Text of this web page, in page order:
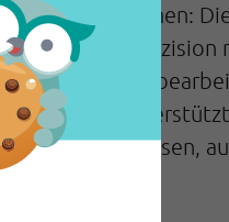
Welten zusammen:
und Präzision
automatisiert
Team —
Kontextwissen,